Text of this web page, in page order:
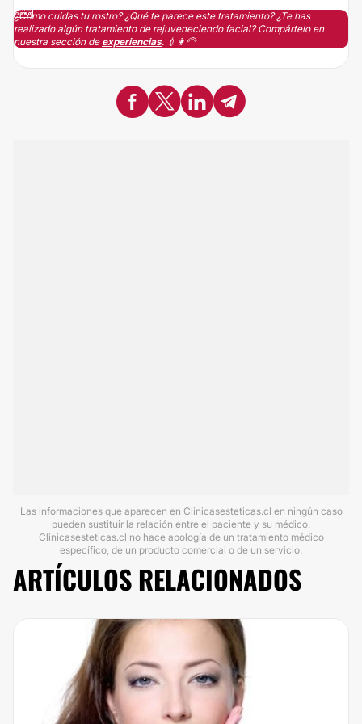
¿Cómo cuidas tu rostro? ¿Qué te parece este tratamiento? ¿Te has
realizado algún tratamiento de rejuveneciendo facial? Compártelo en
nuestra sección de experiencias. 💉👩‍🦳
Las informaciones que aparecen en Clinicasesteticas.cl en ningún caso
pueden sustituir la relación entre el paciente y su médico.
Clinicasesteticas.cl no hace apología de un tratamiento médico
específico, de un producto comercial o de un servicio.
ARTÍCULOS RELACIONADOS